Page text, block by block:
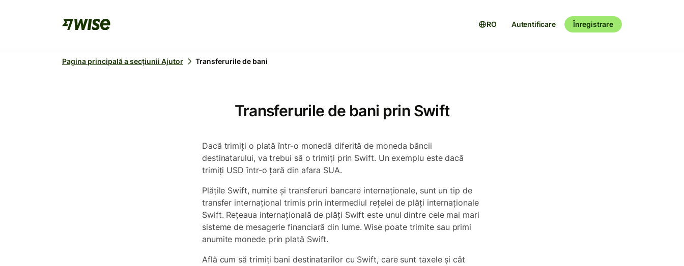
RO Autentificare Înregistrare
Pagina principală a secțiunii Ajutor Transferurile de bani
Transferurile de bani prin Swift
Dacă trimiți o plată într-o monedă diferită de moneda băncii
destinatarului, va trebui să o trimiți prin Swift. Un exemplu este dacă
trimiți USD într-o țară din afara SUA.
Plățile Swift, numite și transferuri bancare internaționale, sunt un tip de
transfer internațional trimis prin intermediul rețelei de plăți internaționale
Swift. Rețeaua internațională de plăți Swift este unul dintre cele mai mari
sisteme de mesagerie financiară din lume. Wise poate trimite sau primi
anumite monede prin plată Swift.
Află cum să trimiți bani destinatarilor cu Swift, care sunt taxele și cât